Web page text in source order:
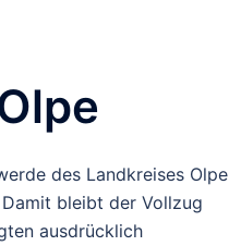
des Landkreises Olpe
bleibt der Vollzug
ausdrücklich